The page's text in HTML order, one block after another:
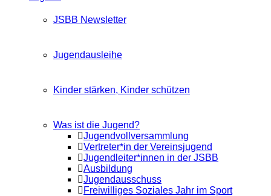
JSBB Newsletter
Jugendausleihe
Kinder stärken, Kinder schützen
Was ist die Jugend?
Jugendvollversammlung
Vertreter*in der Vereinsjugend
Jugendleiter*innen in der JSBB
Ausbildung
Jugendausschuss
Freiwilliges Soziales Jahr im Sport